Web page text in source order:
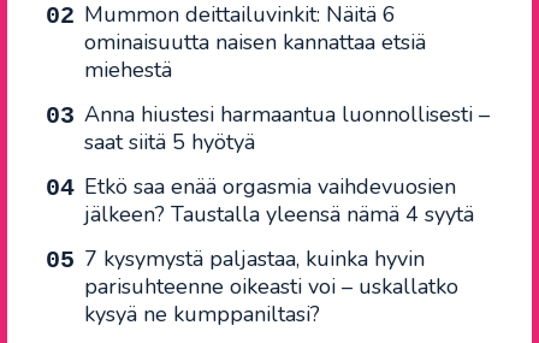
Mummon deittailuvinkit: Näitä 6
ominaisuutta naisen kannattaa etsiä
miehestä
Anna hiustesi harmaantua luonnollisesti –
saat siitä 5 hyötyä
Etkö saa enää orgasmia vaihdevuosien
jälkeen? Taustalla yleensä nämä 4 syytä
7 kysymystä paljastaa, kuinka hyvin
parisuhteenne oikeasti voi – uskallatko
kysyä ne kumppaniltasi?